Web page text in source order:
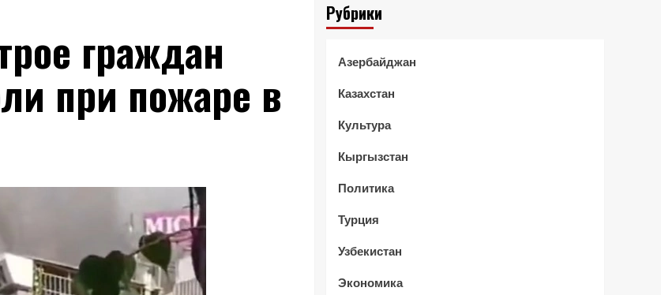
граждан
при пожаре в
Рубрики
Азербайджан
Казахстан
Культура
Кыргызстан
Политика
Турция
Узбекистан
Экономика